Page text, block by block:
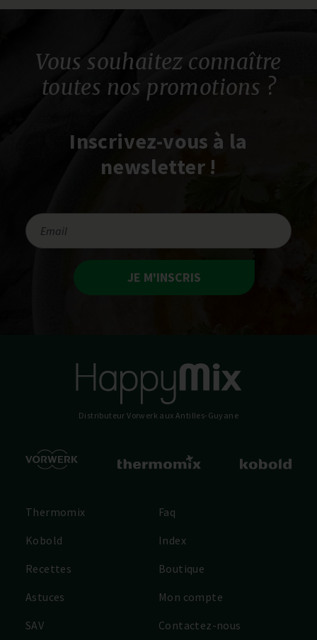
Vous souhaitez connaître
toutes nos promotions ?
Inscrivez-vous à la
newsletter !
JE M'INSCRIS
Distributeur Vorwerk aux Antilles-Guyane
Thermomix
Kobold
Recettes
Astuces
SAV
Faq
Index
Boutique
Mon compte
Contactez-nous